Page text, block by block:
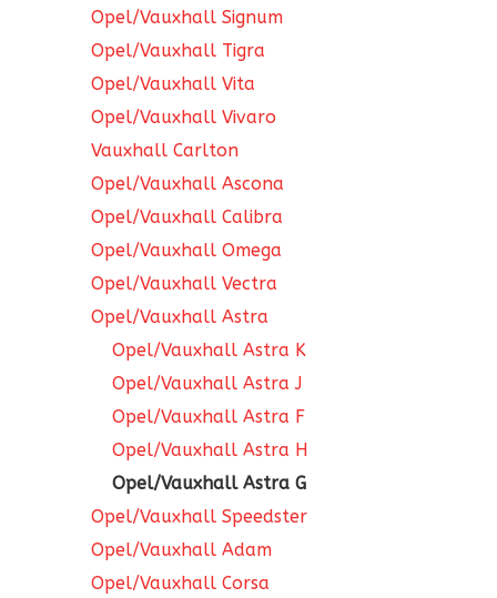
Opel/Vauxhall Signum
Opel/Vauxhall Tigra
Opel/Vauxhall Vita
Opel/Vauxhall Vivaro
Vauxhall Carlton
Opel/Vauxhall Ascona
Opel/Vauxhall Calibra
Opel/Vauxhall Omega
Opel/Vauxhall Vectra
Opel/Vauxhall Astra
Opel/Vauxhall Astra K
Opel/Vauxhall Astra J
Opel/Vauxhall Astra F
Opel/Vauxhall Astra H
Opel/Vauxhall Astra G
Opel/Vauxhall Speedster
Opel/Vauxhall Adam
Opel/Vauxhall Corsa